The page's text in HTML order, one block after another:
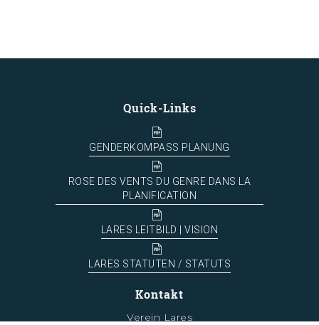
Quick-Links
GENDERKOMPASS PLANUNG
ROSE DES VENTS DU GENRE DANS LA
PLANIFICATION
LARES LEITBILD | VISION
LARES STATUTEN / STATUTS
Kontakt
Verein Lares